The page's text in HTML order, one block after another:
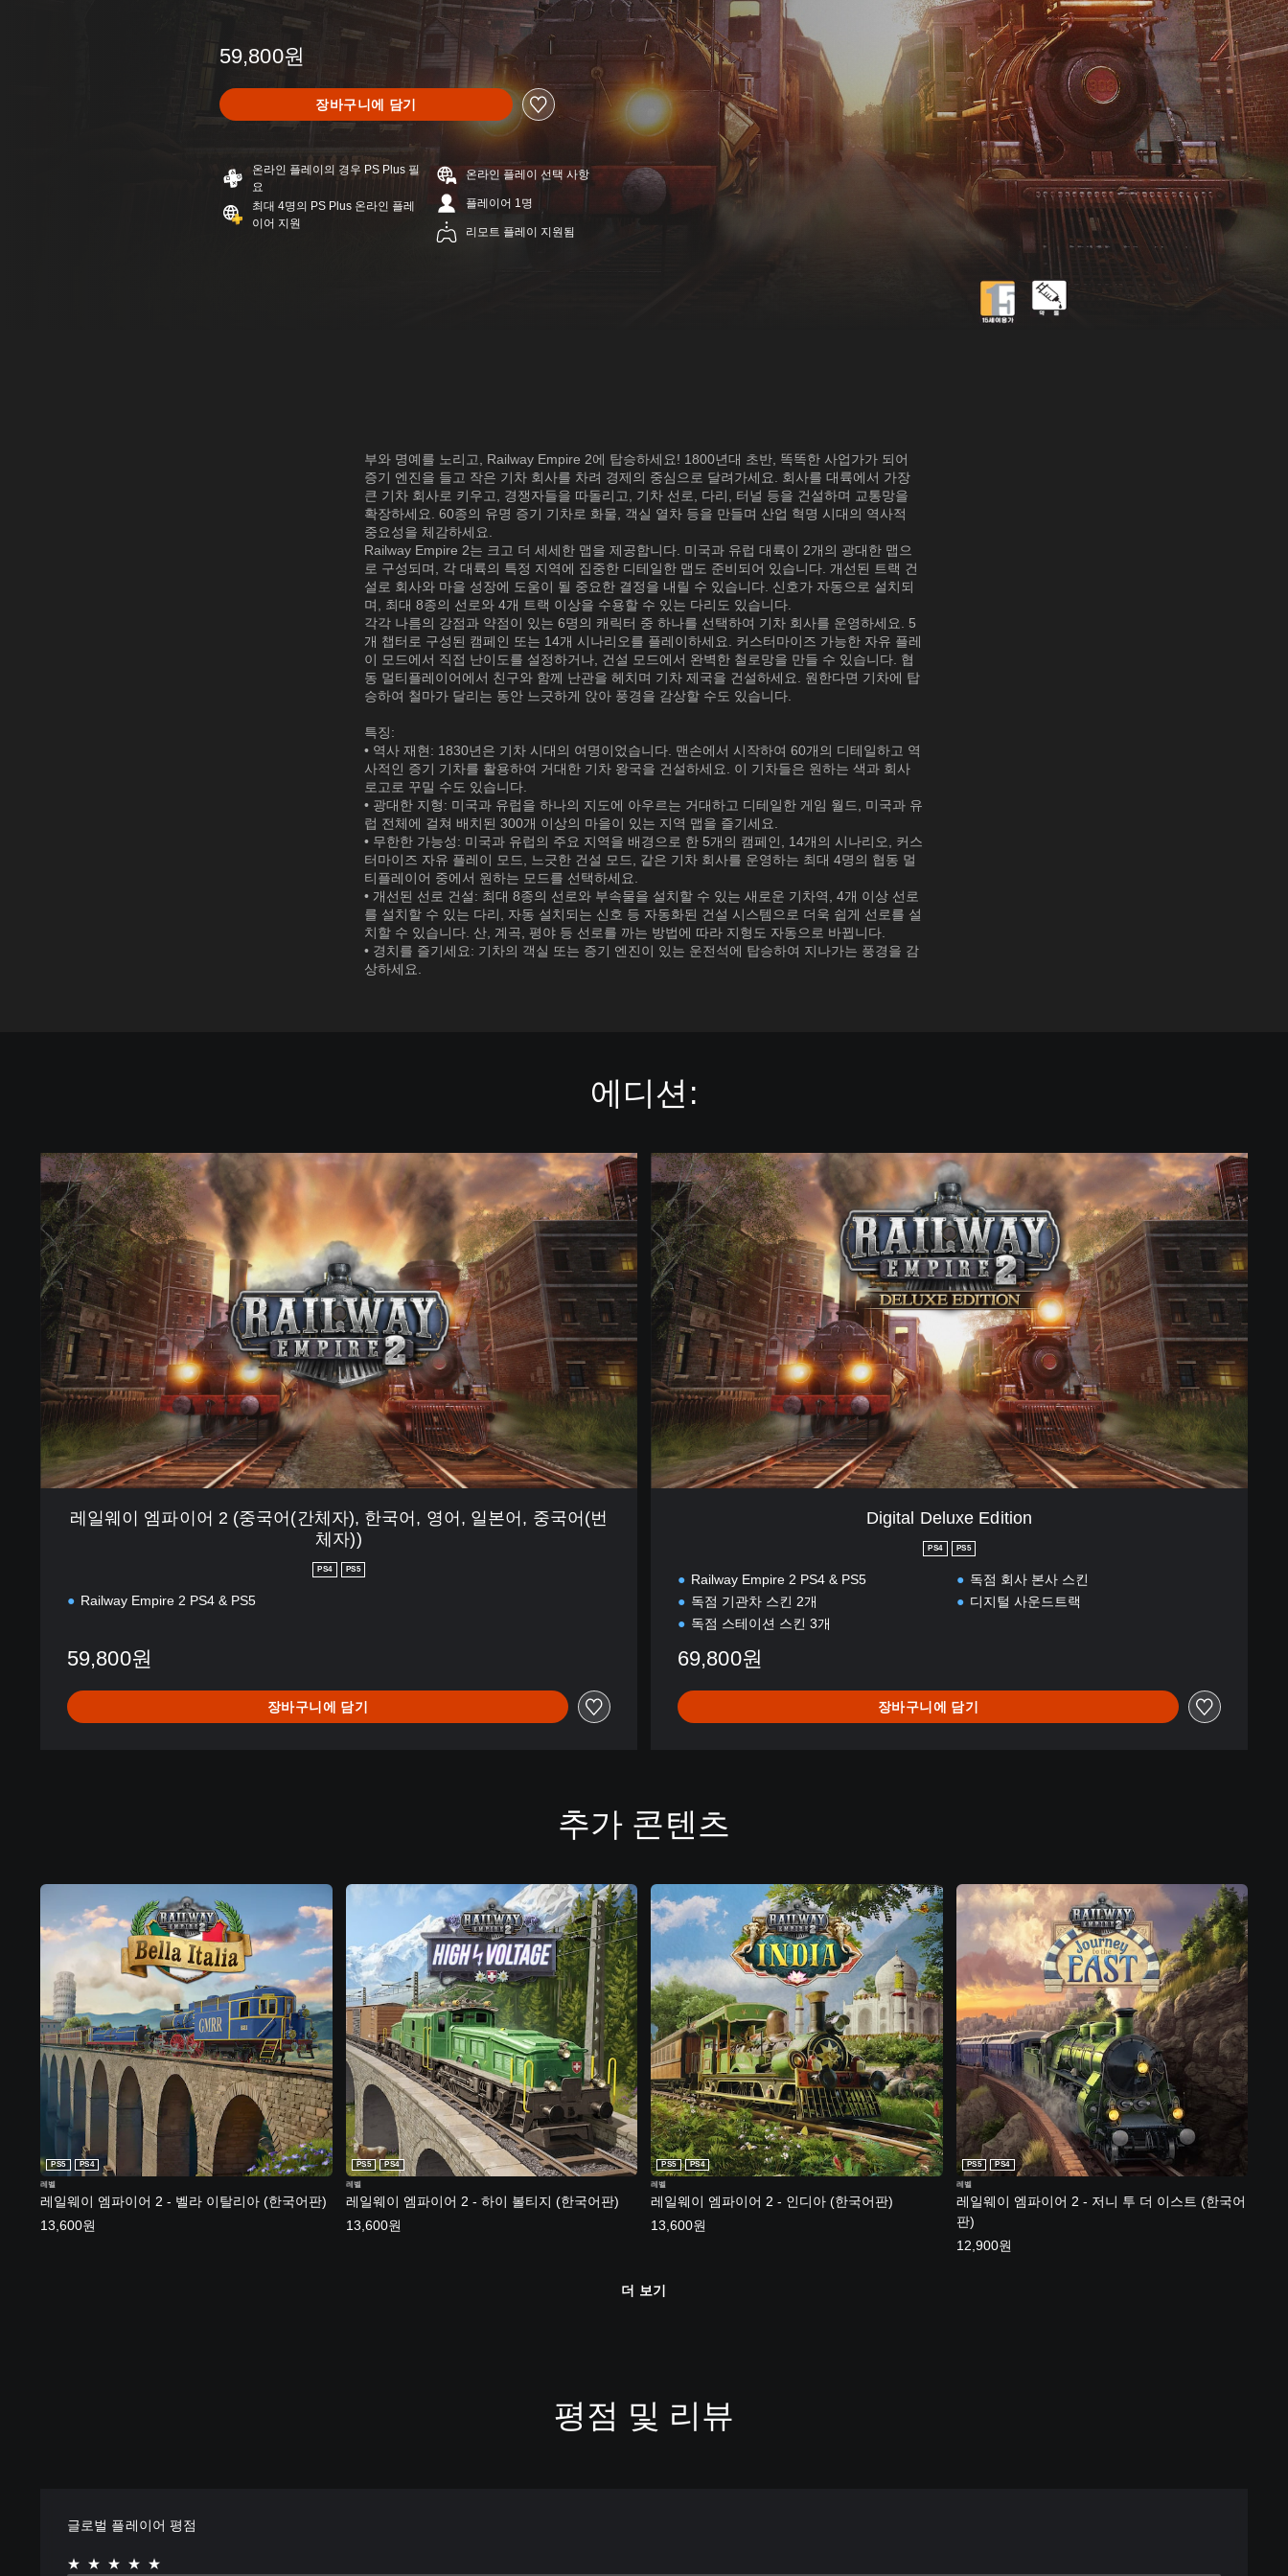
59,800원
장바구니에 담기
온라인 플레이의 경우 PS Plus 필
요
최대 4명의 PS Plus 온라인 플레
이어 지원
온라인 플레이 선택 사항
플레이어 1명
리모트 플레이 지원됨
부와 명예를 노리고, Railway Empire 2에 탑승하세요! 1800년대 초반, 똑똑한 사업가가 되어
증기 엔진을 들고 작은 기차 회사를 차려 경제의 중심으로 달려가세요. 회사를 대륙에서 가장
큰 기차 회사로 키우고, 경쟁자들을 따돌리고, 기차 선로, 다리, 터널 등을 건설하며 교통망을
확장하세요. 60종의 유명 증기 기차로 화물, 객실 열차 등을 만들며 산업 혁명 시대의 역사적
중요성을 체감하세요.
Railway Empire 2는 크고 더 세세한 맵을 제공합니다. 미국과 유럽 대륙이 2개의 광대한 맵으
로 구성되며, 각 대륙의 특정 지역에 집중한 디테일한 맵도 준비되어 있습니다. 개선된 트랙 건
설로 회사와 마을 성장에 도움이 될 중요한 결정을 내릴 수 있습니다. 신호가 자동으로 설치되
며, 최대 8종의 선로와 4개 트랙 이상을 수용할 수 있는 다리도 있습니다.
각각 나름의 강점과 약점이 있는 6명의 캐릭터 중 하나를 선택하여 기차 회사를 운영하세요. 5
개 챕터로 구성된 캠페인 또는 14개 시나리오를 플레이하세요. 커스터마이즈 가능한 자유 플레
이 모드에서 직접 난이도를 설정하거나, 건설 모드에서 완벽한 철로망을 만들 수 있습니다. 협
동 멀티플레이어에서 친구와 함께 난관을 헤치며 기차 제국을 건설하세요. 원한다면 기차에 탑
승하여 철마가 달리는 동안 느긋하게 앉아 풍경을 감상할 수도 있습니다.
특징:
• 역사 재현: 1830년은 기차 시대의 여명이었습니다. 맨손에서 시작하여 60개의 디테일하고 역
사적인 증기 기차를 활용하여 거대한 기차 왕국을 건설하세요. 이 기차들은 원하는 색과 회사
로고로 꾸밀 수도 있습니다.
• 광대한 지형: 미국과 유럽을 하나의 지도에 아우르는 거대하고 디테일한 게임 월드, 미국과 유
럽 전체에 걸쳐 배치된 300개 이상의 마을이 있는 지역 맵을 즐기세요.
• 무한한 가능성: 미국과 유럽의 주요 지역을 배경으로 한 5개의 캠페인, 14개의 시나리오, 커스
터마이즈 자유 플레이 모드, 느긋한 건설 모드, 같은 기차 회사를 운영하는 최대 4명의 협동 멀
티플레이어 중에서 원하는 모드를 선택하세요.
• 개선된 선로 건설: 최대 8종의 선로와 부속물을 설치할 수 있는 새로운 기차역, 4개 이상 선로
를 설치할 수 있는 다리, 자동 설치되는 신호 등 자동화된 건설 시스템으로 더욱 쉽게 선로를 설
치할 수 있습니다. 산, 계곡, 평야 등 선로를 까는 방법에 따라 지형도 자동으로 바뀝니다.
• 경치를 즐기세요: 기차의 객실 또는 증기 엔진이 있는 운전석에 탑승하여 지나가는 풍경을 감
상하세요.
에디션:
레
일
웨
이
엠
파
이
어
중
국
어
간
자
자
)
레일웨이 엠파이어 2 (중국어(간체자), 한국어, 영어, 일본어, 중국어(번
체자))
PS4 PS5
Railway Empire 2 PS4 & PS5
59,800원
장바구니에 담기
D
i
g
i
a
D
x
e
E
d
Digital Deluxe Edition
PS4 PS5
Railway Empire 2 PS4 & PS5
독점 기관차 스킨 2개
독점 스테이션 스킨 3개
독점 회사 본사 스킨
디지털 사운드트랙
69,800원
장바구니에 담기
추가 콘텐츠
레일웨이 엠파이어 2 - 벨라 이탈리아 (한국어판)
PS5 PS4
레벨
13,600원
레일웨이 엠파이어 2 - 하이 볼티지 (한국어판)
PS5 PS4
레벨
13,600원
레일웨이 엠파이어 2 - 인디아 (한국어판)
PS5 PS4
레벨
13,600원
레일웨이 엠파이어 2 - 저니 투 더 이스트 (한국어
판)
PS5 PS4
레벨
12,900원
더 보기
평점 및 리뷰
글로벌 플레이어 평점
★★★★★